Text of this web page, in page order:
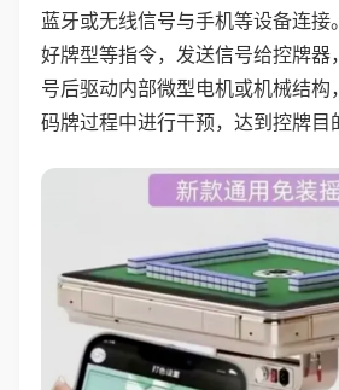
蓝牙或无线信号与手机等设备连接
好牌型等指令，发送信号给控牌器
号后驱动内部微型电机或机械结构
码牌过程中进行干预，达到控牌目